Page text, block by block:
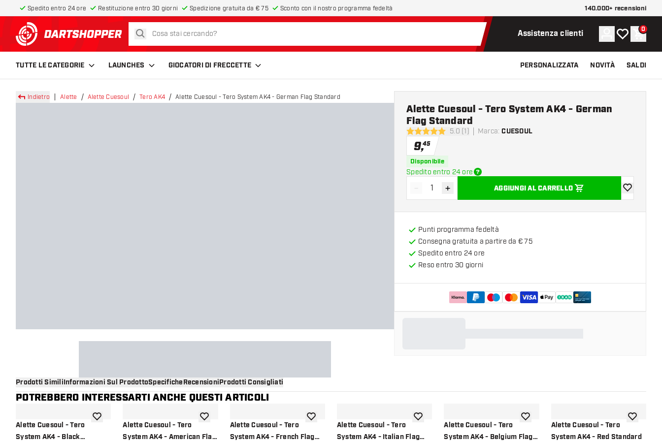
Spedito entro 24 ore Restituzione entro 30 giorni Spedizione gratuita da € 75 Sconto con il nostro programma fedeltà 140.000+ recensioni
torna alla home page
cerca Assistenza clienti Account
La mia lista
0
TUTTE LE CATEGORIE LAUNCHES GIOCATORI DI FRECCETTE PERSONALIZZATA NOVITÀ SALDI
Indietro Alette Alette Cuesoul Tero AK4 Alette Cuesoul - Tero System AK4 - German Flag Standard
5 stelle di valutazione
5.0 (1) Marca: CUESOUL
Alette Cuesoul - Tero System AK4 - German
Flag Standard
9,45
Disponibile
Spedito entro 24 ore
Diminuisci quantità
- Aumenta quantità
+ AGGIUNGI AL CARRELLO
aggiungi
Punti programma fedeltà
Consegna gratuita a partire da € 75
Spedito entro 24 ore
Reso entro 30 giorni
Prodotti SimiliInformazioni Sul ProdottoSpecificheRecensioniProdotti Consigliati
POTREBBERO INTERESSARTI ANCHE QUESTI ARTICOLI
Alette Cuesoul - Tero
System AK4 - Black
aggiungi alla lista dei desideri
Alette Cuesoul - Tero
System AK4 - American Flag
aggiungi alla lista dei desideri
Alette Cuesoul - Tero
System AK4 - French Flag
aggiungi alla lista dei desideri
Alette Cuesoul - Tero
System AK4 - Italian Flag
aggiungi alla lista dei desideri
Alette Cuesoul - Tero
System AK4 - Belgium Flag
aggiungi alla lista dei desideri
Alette Cuesoul - Tero
System AK4 - Red Standard
aggiungi